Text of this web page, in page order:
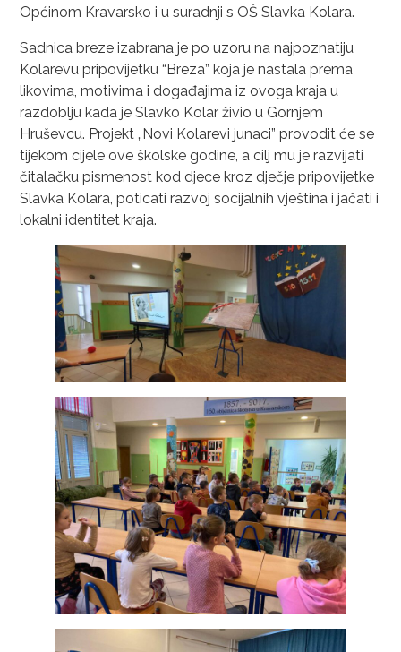
Općinom Kravarsko i u suradnji s OŠ Slavka Kolara.
Sadnica breze izabrana je po uzoru na najpoznatiju
Kolarevu pripovijetku “Breza” koja je nastala prema
likovima, motivima i događajima iz ovoga kraja u
razdoblju kada je Slavko Kolar živio u Gornjem
Hruševcu. Projekt „Novi Kolarevi junaci” provodit će se
tijekom cijele ove školske godine, a cilj mu je razvijati
čitalačku pismenost kod djece kroz dječje pripovijetke
Slavka Kolara, poticati razvoj socijalnih vještina i jačati i
lokalni identitet kraja.